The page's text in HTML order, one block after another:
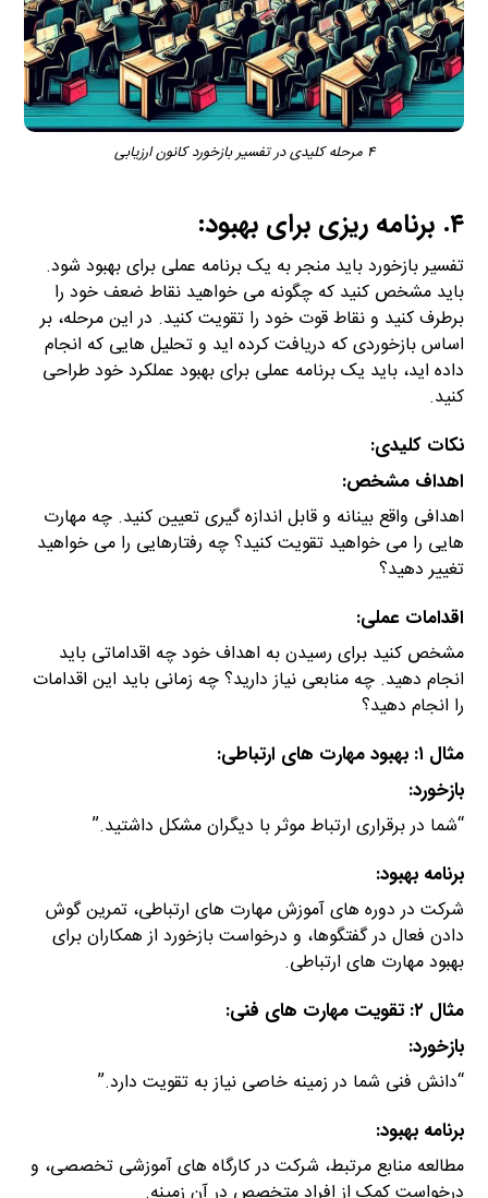
۴ مرحله کلیدی در تفسیر بازخورد کانون ارزیابی
۴. برنامه ریزی برای بهبود:
تفسیر بازخورد باید منجر به یک برنامه عملی برای بهبود شود.
باید مشخص کنید که چگونه می خواهید نقاط ضعف خود را
برطرف کنید و نقاط قوت خود را تقویت کنید. در این مرحله، بر
اساس بازخوردی که دریافت کرده اید و تحلیل هایی که انجام
داده اید، باید یک برنامه عملی برای بهبود عملکرد خود طراحی
کنید.
نکات کلیدی:
اهداف مشخص:
اهدافی واقع بینانه و قابل اندازه گیری تعیین کنید. چه مهارت
هایی را می خواهید تقویت کنید؟ چه رفتارهایی را می خواهید
تغییر دهید؟
اقدامات عملی:
مشخص کنید برای رسیدن به اهداف خود چه اقداماتی باید
انجام دهید. چه منابعی نیاز دارید؟ چه زمانی باید این اقدامات
را انجام دهید؟
مثال ۱: بهبود مهارت های ارتباطی:
بازخورد:
“شما در برقراری ارتباط موثر با دیگران مشکل داشتید.”
برنامه بهبود:
شرکت در دوره های آموزش مهارت های ارتباطی، تمرین گوش
دادن فعال در گفتگوها، و درخواست بازخورد از همکاران برای
بهبود مهارت های ارتباطی.
مثال ۲: تقویت مهارت های فنی:
بازخورد:
“دانش فنی شما در زمینه خاصی نیاز به تقویت دارد.”
برنامه بهبود:
مطالعه منابع مرتبط، شرکت در کارگاه های آموزشی تخصصی، و